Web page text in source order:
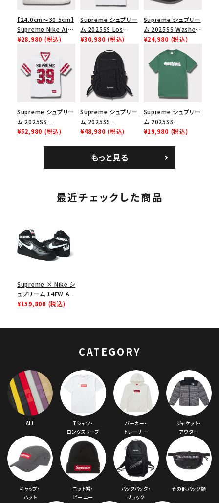
【24.0cm～30.5cm】
Supreme Nike Air
Force 1 Low シュプ
ース１スニーカー シ
ューズ ホワイト
¥28,980 (税込)
Supreme シュプリー
ム 2025SS Los
Angeles Fire Relief
Box Logo Tee ファ
イヤーリリーフボック
スロゴTシャツ ホワ
イト 白
¥30,980 (税込)
Supreme シュプリー
ム 2025SS Washed
Chino Twill Camp
Cap ウォッシュチノツ
イルキャンプキャップ
ブラック 黒
¥24,980 (税込)
Supreme シュプリー
ム 2025SS
Bandana Football
¥52,980 (税込)
Supreme シュプリー
ム 2025SS
Backpack バックパッ
¥48,980 (税込)
Supreme シュプリー
ム 2025SS
Homerun Tee ホー
¥19,980 (税込)
もっと見る
最近チェックした商品
Supreme × Nike シ
ュプリーム 14FW Air
Force 1 High エア
¥159,800 (税込)
CATEGORY
ALL
Tシャツ・
ロングスリーブ
パーカー・
トレーナー
ジャケット・
アウター
キャップ・
ハット
ニット帽・
ビーニー
バックパック・
リュック
その他バッグ類